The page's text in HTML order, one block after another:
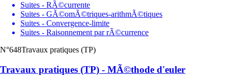
Suites - RÃ©currente
Suites - GÃ©omÃ©triques-arithmÃ©tiques
Suites - Convergence-limite
Suites - Raisonnement par rÃ©currence
N°648Travaux pratiques (TP)
Travaux pratiques (TP) - MÃ©thode d'euler